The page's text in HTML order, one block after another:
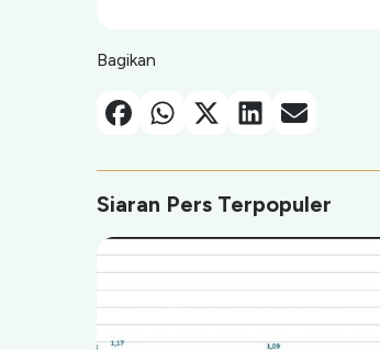
Bagikan
FacebookWhatsappX-TwitterLinkedin
Email
Siaran Pers Terpopuler